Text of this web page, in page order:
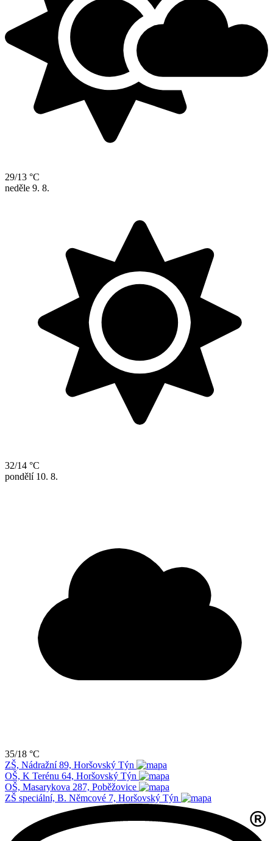
29/13 °C
neděle 9. 8.
32/14 °C
pondělí 10. 8.
35/18 °C
ZŠ, Nádražní 89, Horšovský Týn
OŠ, K Terénu 64, Horšovský Týn
OŠ, Masarykova 287, Poběžovice
ZŠ speciální, B. Němcové 7, Horšovský Týn